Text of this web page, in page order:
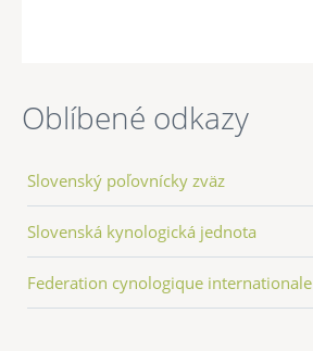
Oblíbené odkazy
Slovenský poľovnícky zväz
Slovenská kynologická jednota
Federation cynologique internationale